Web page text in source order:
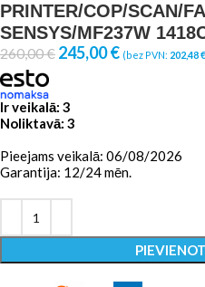
PRINTER/COP/SCAN/
SENSYS/MF237W
260,00€ 245,00€ (bez PVN: 202,48€
Ir veikalā: 3
Noliktavā: 3
Pieejams veikalā: 06/08/2026
Garantija: 12/24 mēn.